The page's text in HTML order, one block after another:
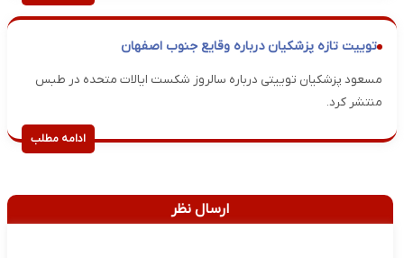
توییت تازه پزشکیان درباره وقایع جنوب اصفهان
مسعود پزشکیان توییتی درباره سالروز شکست ایالات متحده در طبس
منتشر کرد.
ادامه مطلب
ارسال نظر